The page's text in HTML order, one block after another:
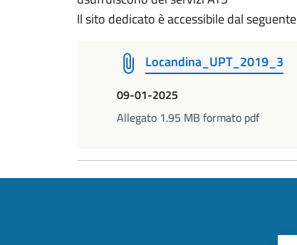
Il sito dedicato è accessibile dal seguente
Locandina_UPT_2019_3
09-01-2025
Allegato 1.95 MB formato pdf